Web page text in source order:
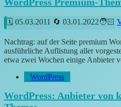
05.03.2011 03.01.2022
Nachtrag: auf der Seite premium
ausführliche Auflistung aller
etwa zwei Wochen einige
WordPress
WordPress: Anbieter von